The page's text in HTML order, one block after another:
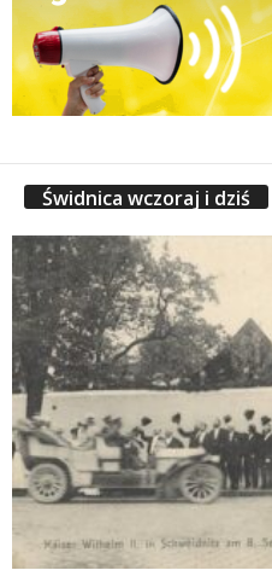
Świdnica wczoraj i dziś